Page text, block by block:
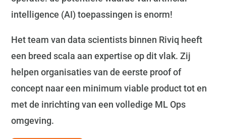
intelligence (AI) toepassingen is enorm!
Het team van data scientists binnen Riviq heeft
een breed scala aan expertise op dit vlak. Zij
helpen organisaties van de eerste proof of
concept naar een minimum viable product tot en
met de inrichting van een volledige ML Ops
omgeving.